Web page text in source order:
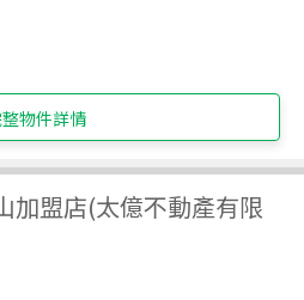
物件詳情
加盟店(太億不動產有限